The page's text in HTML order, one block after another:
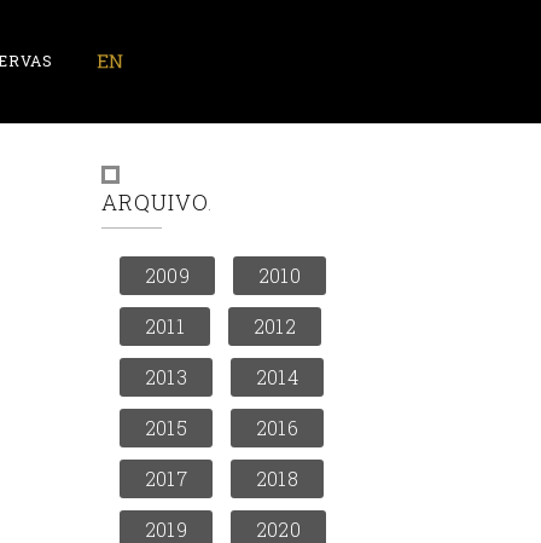
ARQUIVO
2009
2010
2011
2012
2013
2014
2015
2016
2017
2018
2019
2020